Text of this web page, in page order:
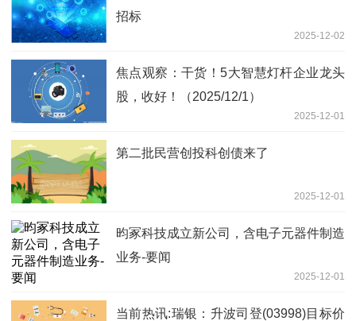
招标
2025-12-02
焦点观察：干货！5大智慧灯杆企业龙头
股，收好！（2025/12/1）
2025-12-01
第二批民营创投科创债来了
2025-12-01
昀冢科技成立新公司，含电子元器件制造
业务-要闻
2025-12-01
当前热讯:瑞银：升波司登(03998)目标价